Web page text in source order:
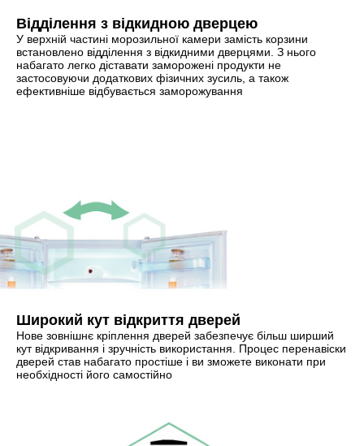
Відділення з відкидною дверцею
У верхній частині морозильної камери замість корзини
встановлено відділення з відкидними дверцями. З нього
набагато легко діставати заморожені продукти не
застосовуючи додаткових фізичних зусиль, а також
ефективніше відбувається заморожування
Широкий кут відкриття дверей
Нове зовнішнє кріплення дверей забезпечує більш ширший
кут відкривання і зручність використання. Процес перенавіски
дверей став набагато простіше і ви зможете виконати при
необхідності його самостійно